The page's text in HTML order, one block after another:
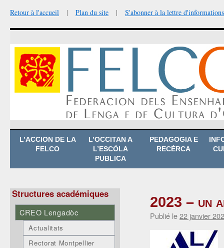
Retour à l'accueil | Plan du site | S'abonner à la lettre d'informations
AllerL’ACCION DE LA
FELCO
L’OCCITAN A
L’ESCÒLA
PUBLICA
PEDAGOGIA E
RECÈRCA
2023 – un
Publié le22 janvier
Structures académiques
CREO Lengadòc
Actualitats
Rectorat Montpellier